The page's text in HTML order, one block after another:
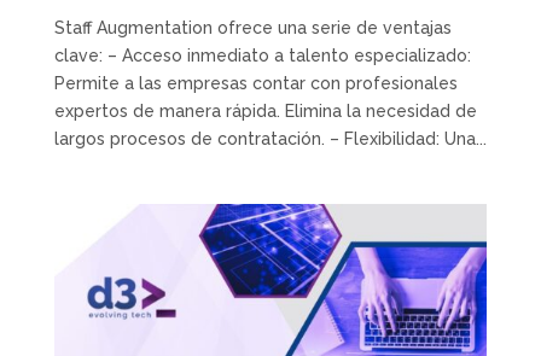
Staff Augmentation ofrece una serie de ventajas
clave: – Acceso inmediato a talento especializado:
Permite a las empresas contar con profesionales
expertos de manera rápida. Elimina la necesidad de
largos procesos de contratación. – Flexibilidad: Una...